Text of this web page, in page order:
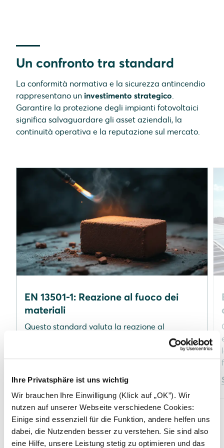
Ihre Privatsphäre ist uns wichtig
Wir brauchen Ihre Einwilligung (Klick auf „OK”). Wir
nutzen auf unserer Webseite verschiedene Cookies:
Einige sind essenziell für die Funktion, andere helfen uns
dabei, die Nutzenden besser zu verstehen. Sie sind also
eine Hilfe, unsere Leistung stetig zu optimieren und das
Un confronto tra standard
La conformità normativa e la sicurezza antincendio
rappresentano un investimento strategico.
Garantire la protezione degli impianti fotovoltaici
significa salvaguardare gli asset aziendali, la
continuità operativa e la reputazione sul mercato.
EN 13501-1: Reazione al fuoco dei
materiali
Questo standard valuta la reazione al
fuoco di un singolo componente (es. modulo
FV). Si concentra sulla classificazione dei
Scopri di più
1/3